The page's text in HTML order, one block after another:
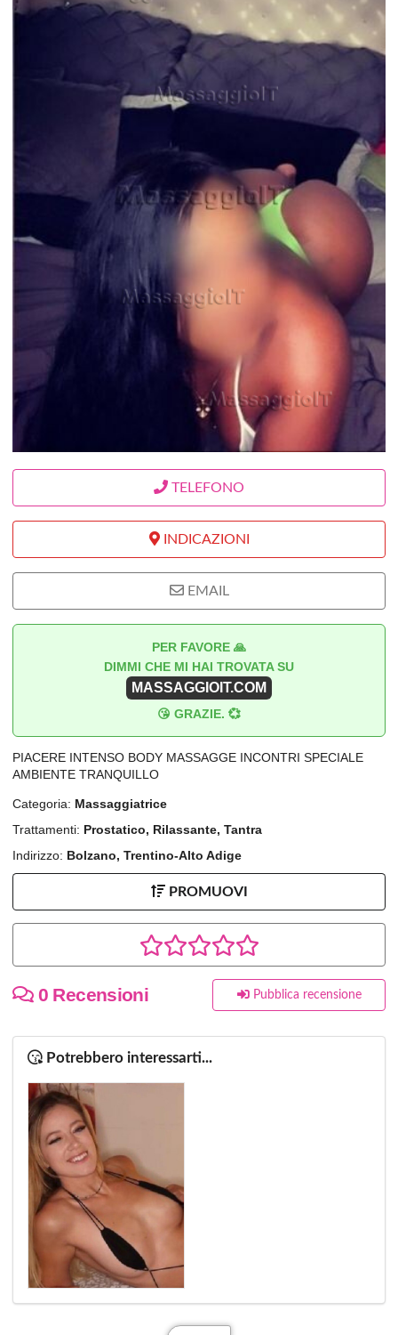
TELEFONO
INDICAZIONI
EMAIL
PER FAVORE 🙏
DIMMI CHE MI HAI TROVATA SU
MASSAGGIOIT.COM
😘 GRAZIE. 💞
PIACERE INTENSO BODY MASSAGGE INCONTRI SPECIALE
AMBIENTE TRANQUILLO
Categoria: Massaggiatrice
Trattamenti: Prostatico, Rilassante, Tantra
Indirizzo: Bolzano, Trentino-Alto Adige
PROMUOVI
0 Recensioni Pubblica recensione
Potrebbero interessarti...